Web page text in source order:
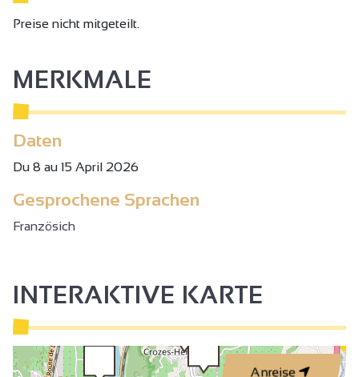
Preise nicht mitgeteilt.
MERKMALE
Daten
Du 8 au 15 April 2026
Gesprochene Sprachen
Französich
INTERAKTIVE KARTE
Anreise